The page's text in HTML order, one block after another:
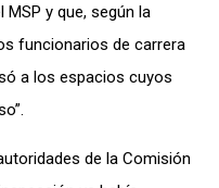
y que, según la
funcionarios de carrera
a los espacios cuyos
de la Comisión